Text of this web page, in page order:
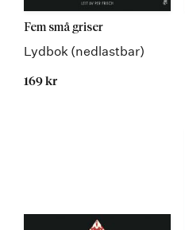
Fem små griser
Lydbok (nedlastbar)
169 kr